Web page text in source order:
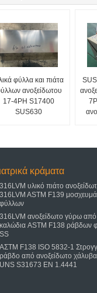
φύλλα και πιάτα
ανοξείδωτου
17-4PH S17400
SUS630
ιατρικά κράματα
316LVM υλικό πιάτο
316LVM ASTM F139
φύλλων
316LVM ανοξείδωτο γύρω από
καλώδια ASTM F138 ράβδων
SS
ΑΣTM F138 ISO 5832-1
ράβδο από ανοξείδωτο
UNS S31673 EN 1.4441